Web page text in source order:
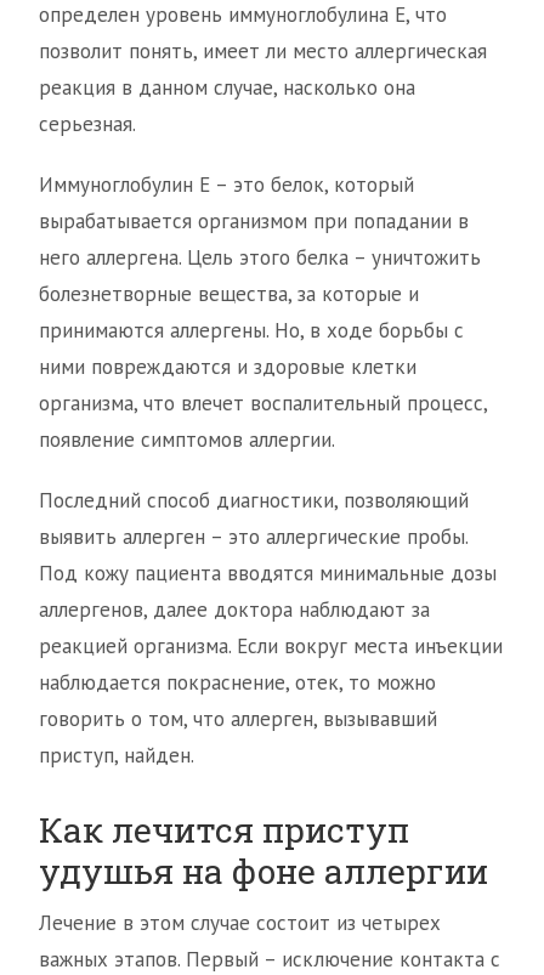
определен уровень иммуноглобулина Е, что
позволит понять, имеет ли место аллергическая
реакция в данном случае, насколько она
серьезная.
Иммуноглобулин Е – это белок, который
вырабатывается организмом при попадании в
него аллергена. Цель этого белка – уничтожить
болезнетворные вещества, за которые и
принимаются аллергены. Но, в ходе борьбы с
ними повреждаются и здоровые клетки
организма, что влечет воспалительный процесс,
появление симптомов аллергии.
Последний способ диагностики, позволяющий
выявить аллерген – это аллергические пробы.
Под кожу пациента вводятся минимальные дозы
аллергенов, далее доктора наблюдают за
реакцией организма. Если вокруг места инъекции
наблюдается покраснение, отек, то можно
говорить о том, что аллерген, вызывавший
приступ, найден.
Как лечится приступ
удушья на фоне аллергии
Лечение в этом случае состоит из четырех
важных этапов. Первый – исключение контакта с